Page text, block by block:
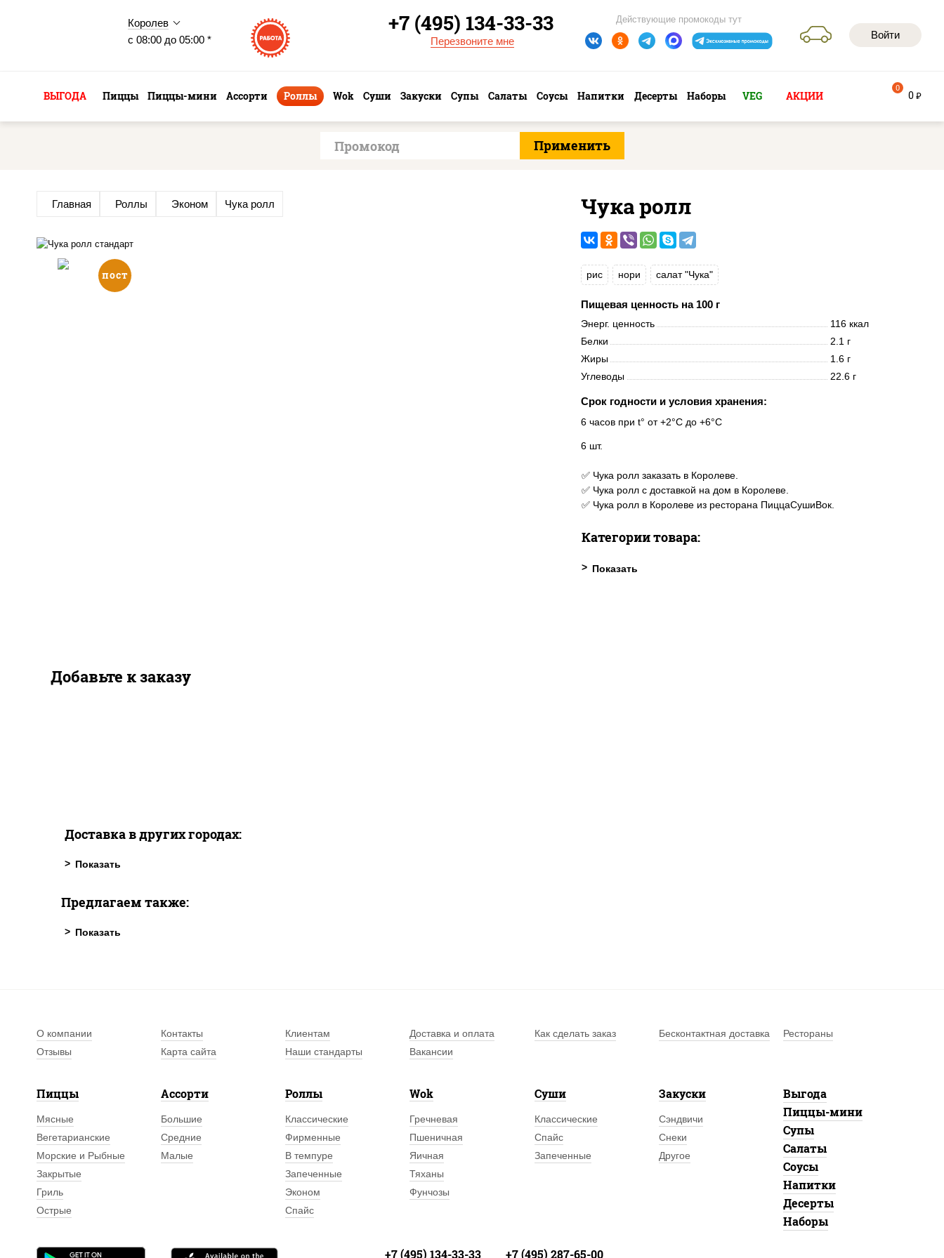
Королев
с 08:00 до 05:00 *
Войти
Действующие промокоды тут
+7 (495) 134-33-33
Перезвоните мне
ВЫГОДА Пиццы Пиццы-мини Ассорти Роллы Wok Суши Закуски Супы Салаты Соусы Напитки Десерты Наборы VEG АКЦИИ 0 руб
0
Главная Роллы Эконом Чука ролл
пост
Чука ролл
рис нори салат "Чука"
Пищевая ценность на 100 г
Энерг. ценность
116 ккал
Белки
2.1 г
Жиры
1.6 г
Углеводы
22.6 г
Срок годности и условия хранения:
6 часов при t° от +2°C до +6°C
6 шт.
✅ Чука ролл заказать в Королеве.
✅ Чука ролл с доставкой на дом в Королеве.
✅ Чука ролл в Королеве из ресторана ПиццаСушиВок.
Категории товара:
Добавьте к заказу
Доставка в других городах:
Предлагаем также:
О компании Контакты Клиентам Доставка и оплата Как сделать заказ Бесконтактная доставка
Рестораны
Отзывы
Карта сайта Наши стандарты Вакансии
Пиццы
Мясные
Вегетарианские
Морские и Рыбные
Закрытые
Гриль
Острые
Ассорти
Большие
Средние
Малые
Роллы
Классические
Фирменные
В темпуре
Запеченные
Эконом
Спайс
Wok
Гречневая
Пшеничная
Яичная
Тяханы
Фунчозы
Суши
Классические
Спайс
Запеченные
Закуски
Сэндвичи
Снеки
Другое
Выгода
Пиццы-мини
Супы
Салаты
Соусы
Напитки
Десерты
Наборы
+7 (495) 134-33-33 +7 (495) 287-65-00